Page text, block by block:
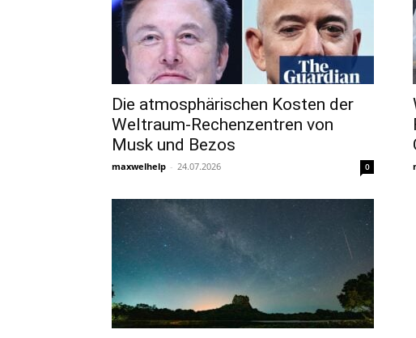
Die atmosphärischen Kosten der
Weltraum-Rechenzentren von
Musk und Bezos
maxwelhelp - 24.07.2026 0